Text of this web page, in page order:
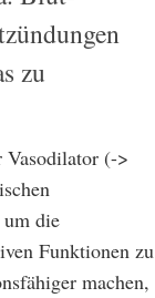
zu
(->
die
Funktionen zu
machen,